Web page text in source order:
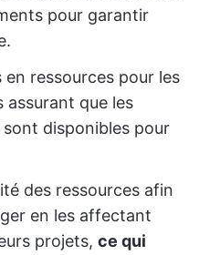
pour garantir
en ressources pour les
assurant que les
disponibles pour
des ressources afin
en les affectant
projets, ce qui